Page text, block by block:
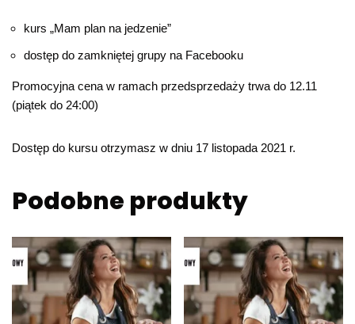
kurs „Mam plan na jedzenie”
dostęp do zamkniętej grupy na Facebooku
Promocyjna cena w ramach przedsprzedaży trwa do 12.11
(piątek do 24:00)
Dostęp do kursu otrzymasz w dniu 17 listopada 2021 r.
Podobne produkty